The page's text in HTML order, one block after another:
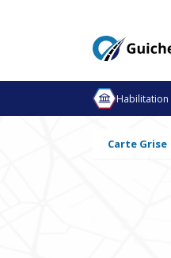
Habilitation
Carte Grise